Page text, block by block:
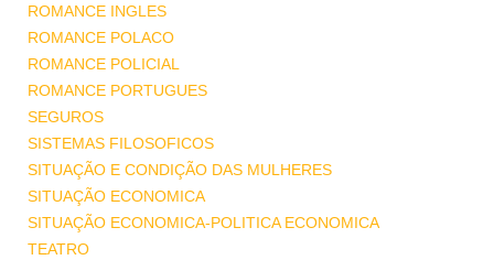
ROMANCE INGLES
ROMANCE POLACO
ROMANCE POLICIAL
ROMANCE PORTUGUES
SEGUROS
SISTEMAS FILOSOFICOS
SITUAÇÃO E CONDIÇÃO DAS MULHERES
SITUAÇÃO ECONOMICA
SITUAÇÃO ECONOMICA-POLITICA ECONOMICA
TEATRO